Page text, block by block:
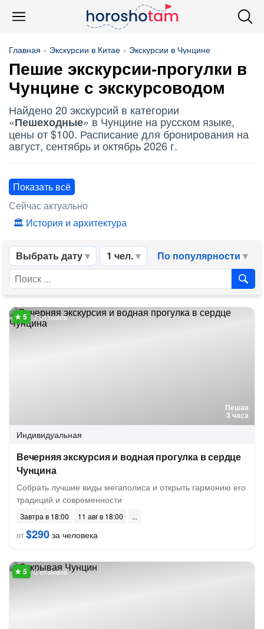
Главная Экскурсии в Китае Экскурсии в Чунцине
Пешие экскурсии-прогулки в
Чунцине с экскурсоводом
Найдено 20 экскурсий в категории
«Пешеходные» в Чунцине на русском языке,
цены от $100. Расписание для бронирования на
август, сентябрь и октябрь 2026 г.
Показать всё
Сейчас актуально
История и архитектура
Выбрать дату 1 чел. По популярности
Пешая
3 часа
7 отзывов
Индивидуальная
Вечерняя экскурсия и водная прогулка в сердце
Чунцина
Собрать лучшие виды мегаполиса и открыть гармонию его
традиций и современности
Завтра в 18:00
11 авг в 18:00
от$290 за человека
6 отзывов